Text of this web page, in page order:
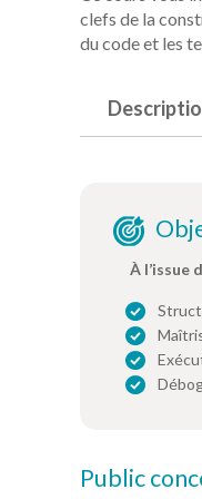
clefs de la
du code et les
À l’issue
Public